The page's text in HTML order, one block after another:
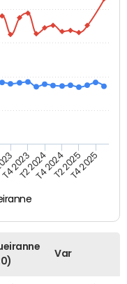
T4 2023T2 2024T4 2024T2 2025T4 2025
Var